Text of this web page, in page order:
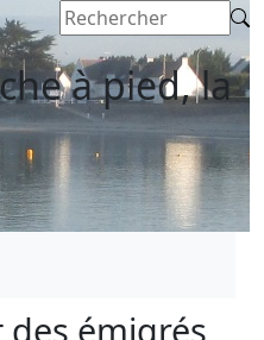
à pied, la
émigrés